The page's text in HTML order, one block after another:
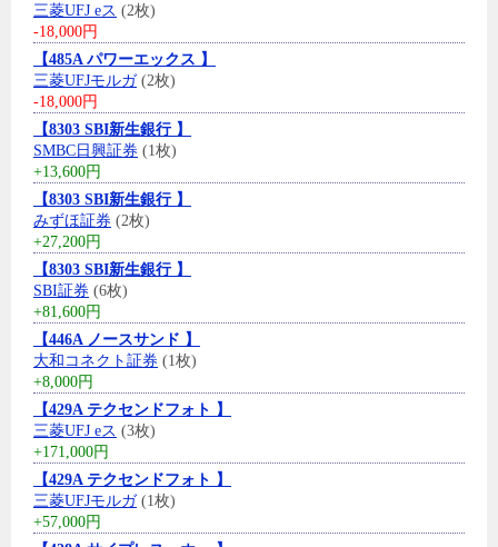
三菱UFJ eス (2枚)
-18,000円
【485A パワーエックス 】
三菱UFJモルガ(2枚)
-18,000円
【8303 SBI新生銀行 】
SMBC日興証券 (1枚)
+13,600円
【8303 SBI新生銀行 】
みずほ証券 (2枚)
+27,200円
【8303 SBI新生銀行 】
SBI証券 (6枚)
+81,600円
【446A ノースサンド 】
大和コネクト証券 (1枚)
+8,000円
【429A テクセンドフォト 】
三菱UFJ eス (3枚)
+171,000円
【429A テクセンドフォト 】
三菱UFJモルガ(1枚)
+57,000円